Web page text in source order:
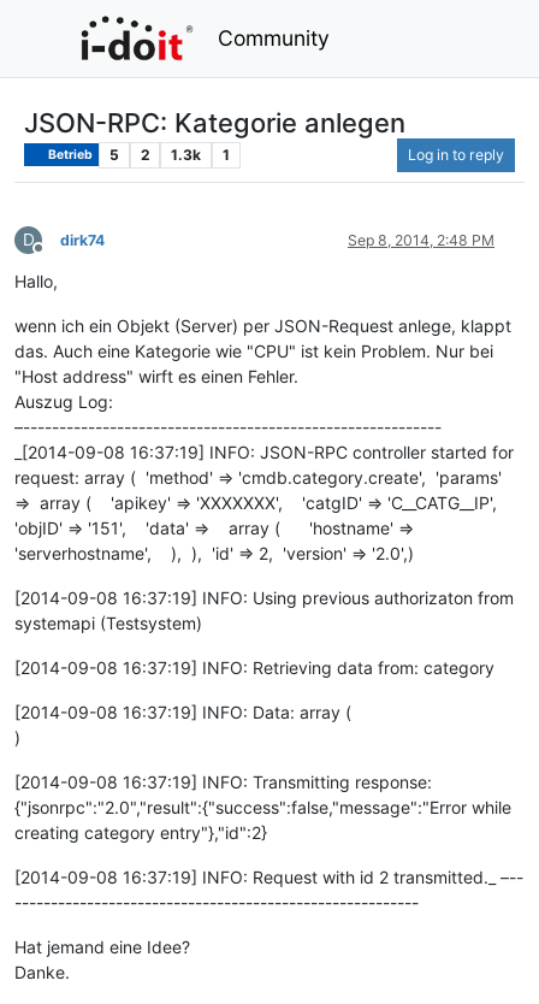
Community
JSON-RPC: Kategorie anlegen
Betrieb 5 2 1.3k 1 Log in to reply
D
Offline
dirk74 Sep 8, 2014, 2:48 PM
Hallo,
wenn ich ein Objekt (Server) per JSON-Request anlege, klappt
das. Auch eine Kategorie wie "CPU" ist kein Problem. Nur bei
"Host address" wirft es einen Fehler.
Auszug Log:
–----------------------------------------------------------
_[2014-09-08 16:37:19] INFO: JSON-RPC controller started for
request: array ( 'method' => 'cmdb.category.create', 'params'
=> array ( 'apikey' => 'XXXXXXX', 'catgID' => 'C__CATG__IP',
'objID' => '151', 'data' => array ( 'hostname' =>
'serverhostname', ), ), 'id' => 2, 'version' => '2.0',)
[2014-09-08 16:37:19] INFO: Using previous authorizaton from
systemapi (Testsystem)
[2014-09-08 16:37:19] INFO: Retrieving data from: category
[2014-09-08 16:37:19] INFO: Data: array (
)
[2014-09-08 16:37:19] INFO: Transmitting response:
{"jsonrpc":"2.0","result":{"success":false,"message":"Error while
creating category entry"},"id":2}
[2014-09-08 16:37:19] INFO: Request with id 2 transmitted._ –--
--------------------------------------------------------
Hat jemand eine Idee?
Danke.